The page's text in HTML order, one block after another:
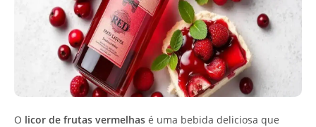
O licor de frutas vermelhas é uma bebida deliciosa que